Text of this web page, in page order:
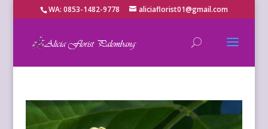
WA: 0853-1482-9778 aliciaflorist01@gmail.com